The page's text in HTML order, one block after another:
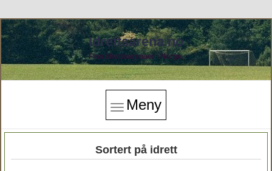
Idrettsarena.no
Finn idrettsarenaer i Norge.
Meny
Sortert på idrett